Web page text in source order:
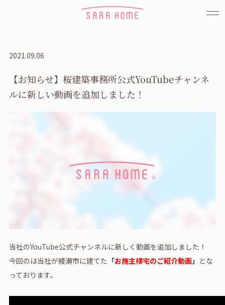
2021.09.06
【お知らせ】桜建築事務所公式YouTubeチャンネ
ルに新しい動画を追加しました！
当社のYouTube公式チャンネルに新しく動画を追加しました！
今回のは当社が綾瀬市に建てた 「お施主様宅のご紹介動画」 とな
っております。